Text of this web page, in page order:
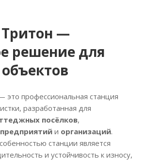
—
решение для
это профессиональная станция
разработанная для
посёлков,
и организаций.
станции является
и устойчивость к износу,